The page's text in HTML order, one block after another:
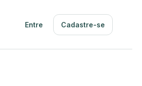
Entre Cadastre-se